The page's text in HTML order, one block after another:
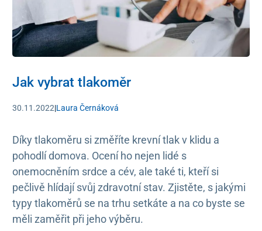
Jak vybrat tlakoměr
30.11.2022|Laura Černáková
Díky tlakoměru si změříte krevní tlak v klidu a
pohodlí domova. Ocení ho nejen lidé s
onemocněním srdce a cév, ale také ti, kteří si
pečlivě hlídají svůj zdravotní stav. Zjistěte, s jakými
typy tlakoměrů se na trhu setkáte a na co byste se
měli zaměřit při jeho výběru.